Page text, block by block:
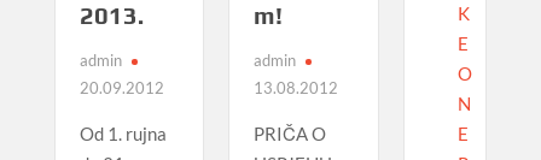
2013.
admin
20.09.2012
Od 1. rujna
m!
admin
13.08.2012
PRIČA O
K
E
O
N
E